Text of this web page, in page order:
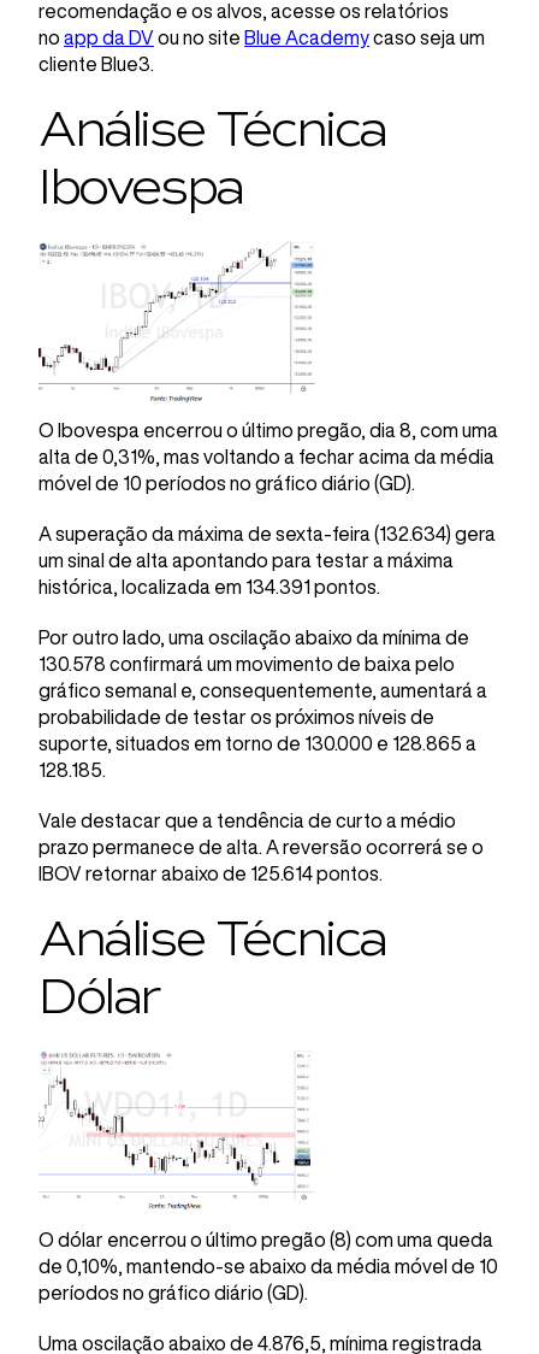
recomendação e os alvos, acesse os relatórios
no app da DV ou no site Blue Academycaso seja um
cliente Blue3.
Análise Técnica
Ibovespa
O Ibovespa encerrou o último pregão, dia 8, com uma
alta de 0,31%, mas voltando a fechar acima da média
móvel de 10 períodos no gráfico diário (GD).
A superação da máxima de sexta-feira (132.634) gera
um sinal de alta apontando para testar a máxima
histórica, localizada em 134.391 pontos.
Por outro lado, uma oscilação abaixo da mínima de
130.578 confirmará um movimento de baixa pelo
gráfico semanal e, consequentemente, aumentará a
probabilidade de testar os próximos níveis de
suporte, situados em torno de 130.000 e 128.865 a
128.185.
Vale destacar que a tendência de curto a médio
prazo permanece de alta. A reversão ocorrerá se o
IBOV retornar abaixo de 125.614 pontos.
Análise Técnica
Dólar
O dólar encerrou o último pregão (8) com uma queda
de 0,10%, mantendo-se abaixo da média móvel de 10
períodos no gráfico diário (GD).
Uma oscilação abaixo de 4.876,5, mínima registrada